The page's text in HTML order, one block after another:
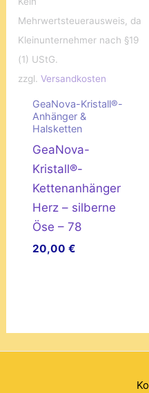
Mehrwertsteuerausweis, da
Kleinunternehmer nach §19
(1) UStG.
zzgl.Versandkosten
GeaNova-Kristall®-
Anhänger &
Halsketten
GeaNova-
Kristall®-
Kettenanhänger
Herz – silberne
Öse – 78
20,00 €